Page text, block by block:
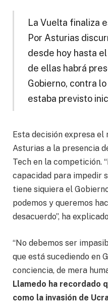
La Vuelta finaliza
Por Asturias
desde hoy hasta
de ellas habrá
Gobierno, contra
estaba previsto
Esta decisión expresa
Asturias a la presencia
Tech en la competición.
capacidad para impedir
tiene siquiera el
podemos y queremos
desacuerdo”, ha
“No debemos ser
que está sucediendo en
conciencia, de mera
Llamedo ha recordado
como la invasión de